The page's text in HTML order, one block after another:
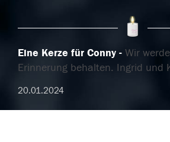
Eine Kerze für Conny
Wir
Erinnerung behalten. Ingrid und
20.01.2024